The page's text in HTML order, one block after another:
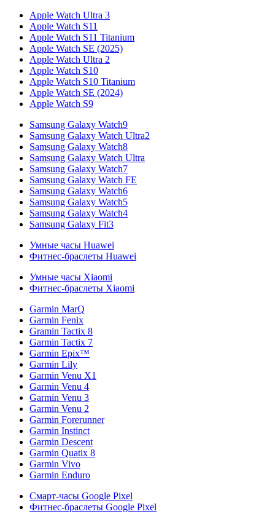
Apple Watch Ultra 3
Apple Watch S11
Apple Watch S11 Titanium
Apple Watch SE (2025)
Apple Watch Ultra 2
Apple Watch S10
Apple Watch S10 Titanium
Apple Watch SE (2024)
Apple Watch S9
Samsung Galaxy Watch9
Samsung Galaxy Watch Ultra2
Samsung Galaxy Watch8
Samsung Galaxy Watch Ultra
Samsung Galaxy Watch7
Samsung Galaxy Watch FE
Samsung Galaxy Watch6
Samsung Galaxy Watch5
Samsung Galaxy Watch4
Samsung Galaxy Fit3
Умные часы Huawei
Фитнес-браслеты Huawei
Умные часы Xiaomi
Фитнес-браслеты Xiaomi
Garmin MarQ
Garmin Fenix
Gramin Tactix 8
Garmin Tactix 7
Garmin Epix™
Garmin Lily
Garmin Venu X1
Garmin Venu 4
Garmin Venu 3
Garmin Venu 2
Garmin Forerunner
Garmin Instinct
Garmin Descent
Garmin Quatix 8
Garmin Vivo
Garmin Enduro
Смарт-часы Google Pixel
Фитнес-браслеты Google Pixel